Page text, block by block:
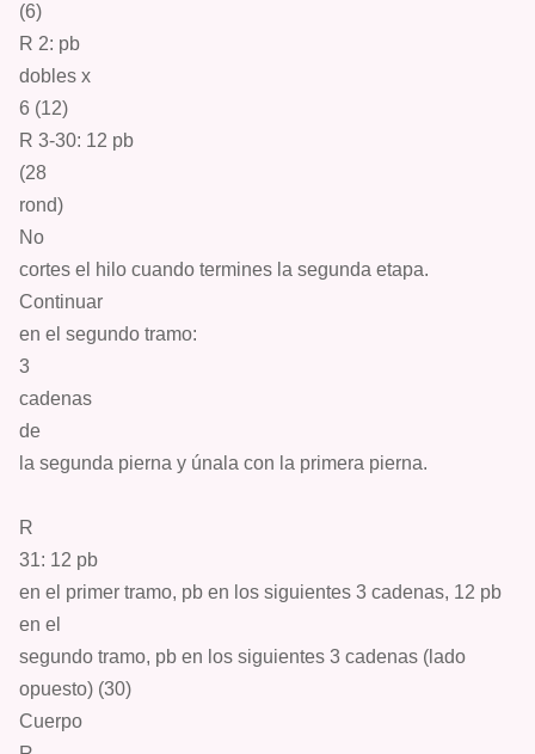
(6)
R 2: pb
dobles x
6 (12)
R 3-30: 12 pb
(28
rond)
No
cortes el hilo cuando termines la segunda etapa.
Continuar
en el segundo tramo:
3
cadenas
de
la segunda pierna y únala con la primera pierna.
R
31: 12 pb
en el primer tramo, pb en los siguientes 3 cadenas, 12 pb
en el
segundo tramo, pb en los siguientes 3 cadenas (lado
opuesto) (30)
Cuerpo